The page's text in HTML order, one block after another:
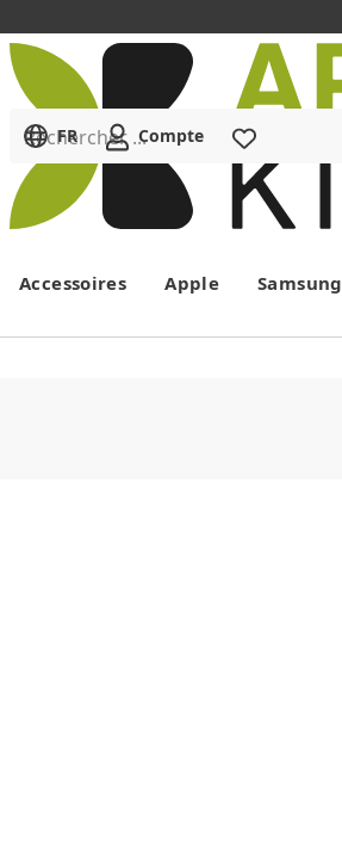
Menu
Rechercher ...
FR Compte
Accessoires Apple Samsung